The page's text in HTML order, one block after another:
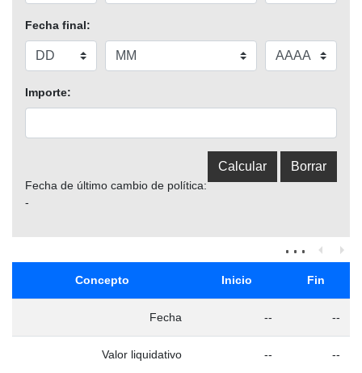
Fecha final:
Importe:
Fecha de último cambio de política:
-
Concepto Inicio Fin
Fecha -- --
Valor liquidativo -- --